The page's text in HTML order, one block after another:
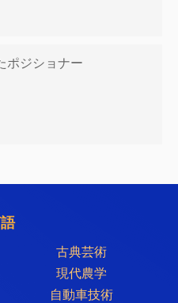
ポジショナー
古典芸術
現代農学
自動車技術